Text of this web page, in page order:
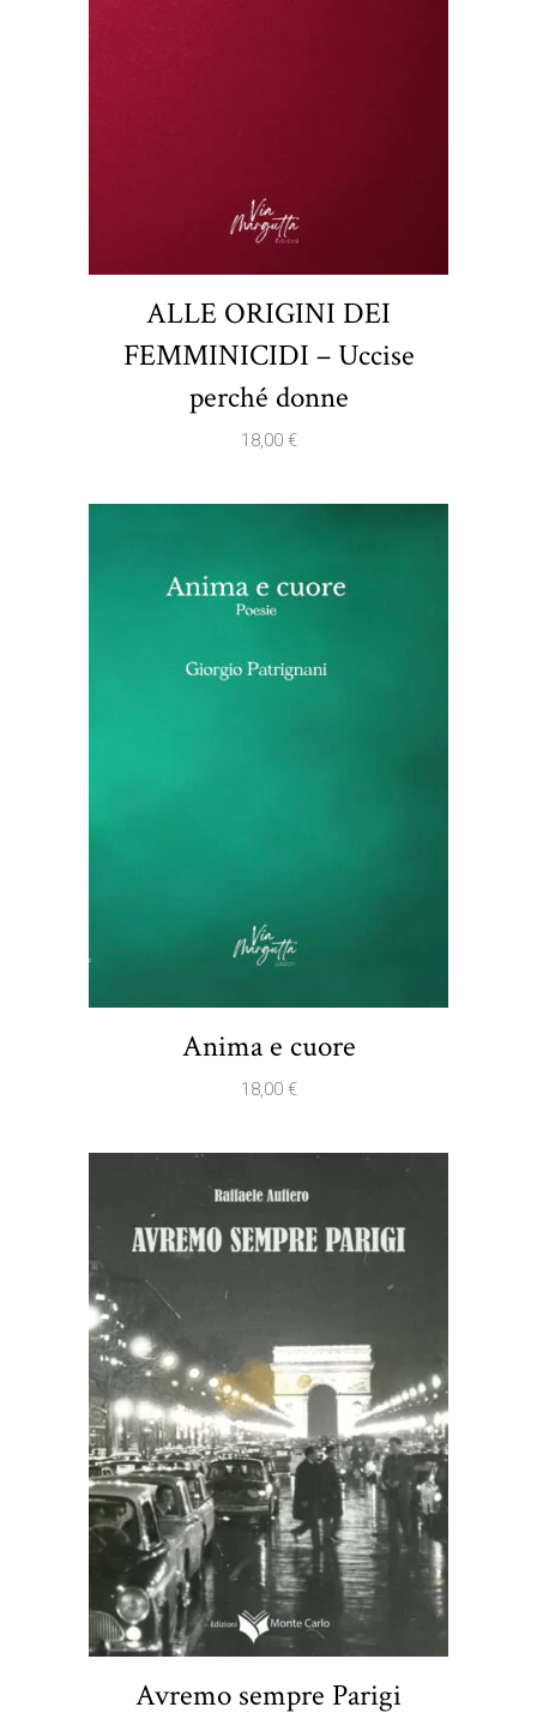
ALLE ORIGINI DEI
FEMMINICIDI – Uccise
perché donne
18,00 €
Anima e cuore
18,00 €
Avremo sempre Parigi